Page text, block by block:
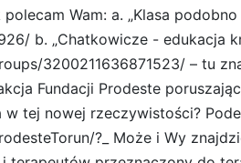
polecam Wam: a. „Klasa
b. „Chatkowicze - edukacja
3200211636871523/ – tu
Fundacji Prodeste
tej nowej rzeczywistości?
?_ Może i Wy